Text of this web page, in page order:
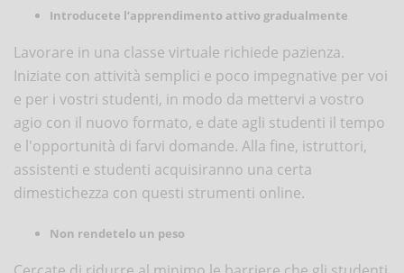
Introducete l’apprendimento attivo gradualmente
Lavorare in una classe virtuale richiede pazienza.
Iniziate con attività semplici e poco impegnative per voi
e per i vostri studenti, in modo da mettervi a vostro
agio con il nuovo formato, e date agli studenti il tempo
e l'opportunità di farvi domande. Alla fine, istruttori,
assistenti e studenti acquisiranno una certa
dimestichezza con questi strumenti online.
Non rendetelo un peso